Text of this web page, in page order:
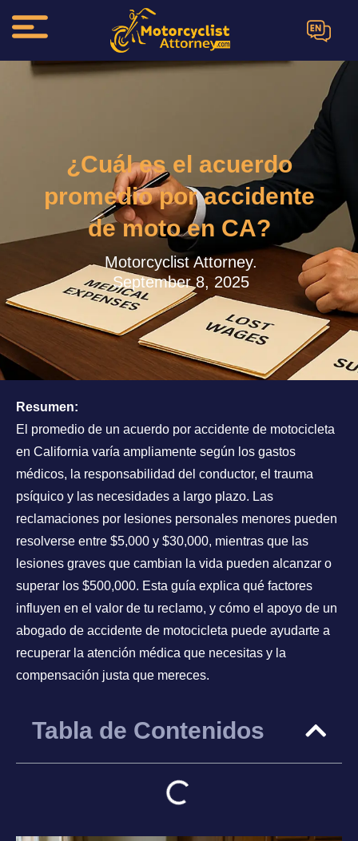
EN
¿Cuál es el acuerdo
promedio por accidente
de moto en CA?
Motorcyclist Attorney.
September 8, 2025
Resumen:
El promedio de un acuerdo por accidente de motocicleta
en California varía ampliamente según los gastos
médicos, la responsabilidad del conductor, el trauma
psíquico y las necesidades a largo plazo. Las
reclamaciones por lesiones personales menores pueden
resolverse entre $5,000 y $30,000, mientras que las
lesiones graves que cambian la vida pueden alcanzar o
superar los $500,000. Esta guía explica qué factores
influyen en el valor de tu reclamo, y cómo el apoyo de un
abogado de accidente de motocicleta puede ayudarte a
recuperar la atención médica que necesitas y la
compensación justa que mereces.
Tabla de Contenidos